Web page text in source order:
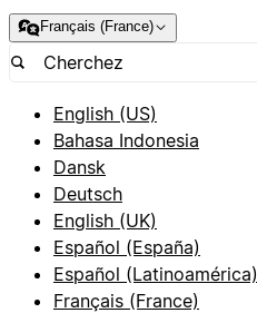
Français (France)
English (US)
Bahasa Indonesia
Dansk
Deutsch
English (UK)
Español (España)
Español (Latinoamérica)
Français (France)